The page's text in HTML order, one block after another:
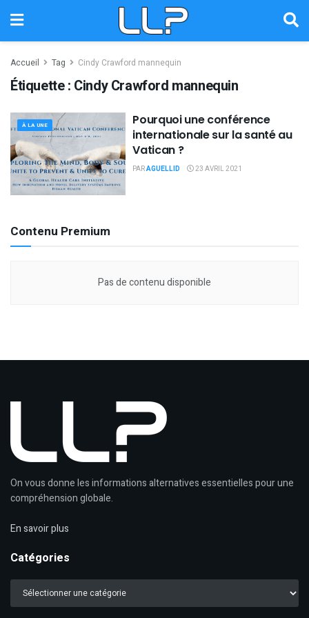
Accueil Tag Cindy Crawford mannequin
Étiquette : Cindy Crawford mannequin
À LA UNE
Pourquoi une conférence
internationale sur la santé au
Vatican ?
PARAGUELLID 23 AVRIL 2021
Contenu Premium
Pas de contenu disponible
On vous donne les informations alternatives essentielles pour une
compréhension globale.
En savoir plus
Catégories
Catégories